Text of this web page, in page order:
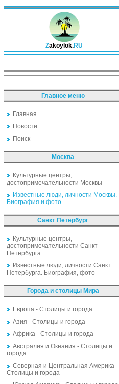
Zakoylok.RU
Главное меню
Главная
Новости
Поиск
Москва
Культурные центры,
достопримечательности Москвы
Известные люди, личности Москвы.
Биография и фото
Санкт Петербург
Культурные центры,
достопримечательности Санкт
Петербурга
Известные люди, личности Санкт
Петербурга. Биография, фото
Города и столицы Мира
Европа - Столицы и города
Азия - Столицы и города
Африка - Столицы и города
Австралия и Океания - Столицы и
города
Северная и Центральная Америка -
Столицы и города